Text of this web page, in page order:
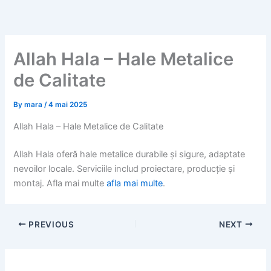
Allah Hala – Hale Metalice
de Calitate
Bymara/4 mai 2025
Allah Hala – Hale Metalice de Calitate
Allah Hala oferă hale metalice durabile și sigure, adaptate
nevoilor locale. Serviciile includ proiectare, producție și
montaj. Afla mai multeafla mai multe.
PREVIOUS NEXT